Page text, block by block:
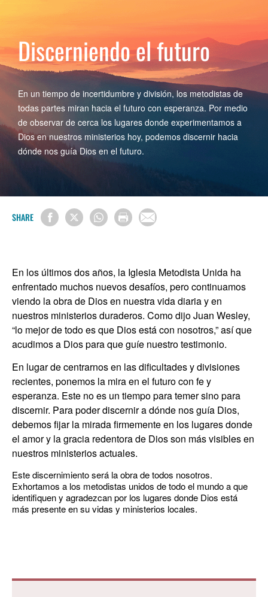
Discerniendo el futuro
En un tiempo de incertidumbre y división, los metodistas de
todas partes miran hacia el futuro con esperanza. Por medio
de observar de cerca los lugares donde experimentamos a
Dios en nuestros ministerios hoy, podemos discernir hacia
dónde nos guía Dios en el futuro.
SHARE
En los últimos dos años, la Iglesia Metodista Unida ha
enfrentado muchos nuevos desafíos, pero continuamos
viendo la obra de Dios en nuestra vida diaria y en
nuestros ministerios duraderos. Como dijo Juan Wesley,
“lo mejor de todo es que Dios está con nosotros,” así que
acudimos a Dios para que guíe nuestro testimonio.
En lugar de centrarnos en las dificultades y divisiones
recientes, ponemos la mira en el futuro con fe y
esperanza. Este no es un tiempo para temer sino para
discernir. Para poder discernir a dónde nos guía Dios,
debemos fijar la mirada firmemente en los lugares donde
el amor y la gracia redentora de Dios son más visibles en
nuestros ministerios actuales.
Este discernimiento será la obra de todos nosotros.
Exhortamos a los metodistas unidos de todo el mundo a que
identifiquen y agradezcan por los lugares donde Dios está
más presente en su vidas y ministerios locales.